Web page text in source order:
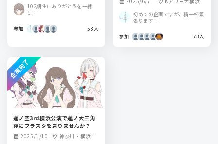
102期生にありがとうを一緒
に！
参加 53人
初めての企画ですが、精一杯頑
張ります！
参加 73人
蓮ノ空3rd横浜公演で蓮ノ大三角
宛にフラスタを送りませんか？
calendar_month 2025/1/10 location_on 神奈川・横浜ア
企画完了